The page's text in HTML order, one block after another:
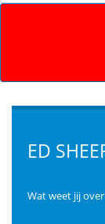
ED
Wat weet jij